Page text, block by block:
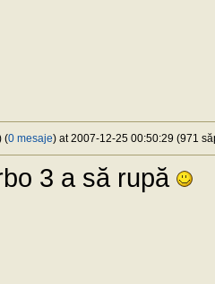
(0 mesaje) at 2007-12-25 00:50:29 (971
3 a să rupă